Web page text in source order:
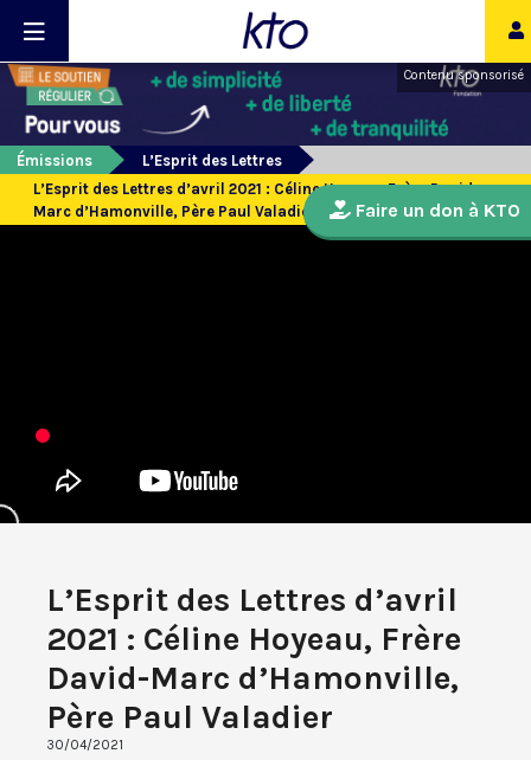
Contenu sponsorisé
Émissions
L’Esprit des Lettres
L’Esprit des Lettres d’avril 2021 : Céline Hoyeau, Frère David-
Marc d’Hamonville, Père Paul Valadier
L’Esprit des Lettres d’avril
2021 : Céline Hoyeau, Frère
David-Marc d’Hamonville,
Père Paul Valadier
30/04/2021
Faire un don à KTO